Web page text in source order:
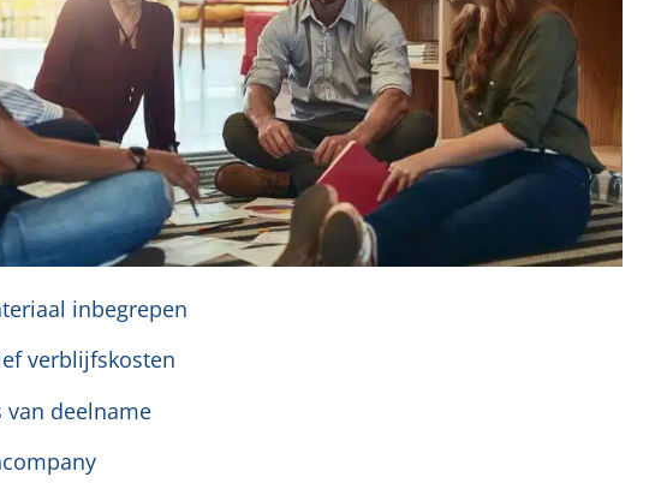
inbegrepen
verblijfskosten
van deelname